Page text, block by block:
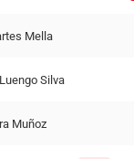
Mella
Silva
Muñoz